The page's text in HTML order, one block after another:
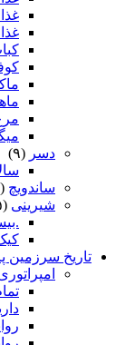
دسر (۹)
ساندویچ (۲۵)
شیرینی (۵)
تاریخ سرزمین